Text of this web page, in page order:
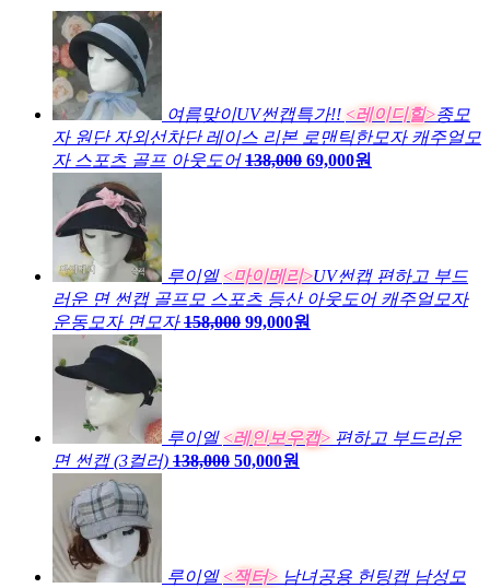
여름맞이UV썬캡특가!! <레이디힐>종모
자 원단 자외선차단 레이스 리본 로맨틱한모자 캐주얼모
자 스포츠 골프 아웃도어138,000 69,000원
루이엘 <마이메리>UV썬캡 편하고 부드
러운 면 썬캡 골프모 스포츠 등산 아웃도어 캐주얼모자
운동모자 면모자158,000 99,000원
루이엘 <레인보우캡> 편하고 부드러운
면 썬캡 (3컬러) 138,000 50,000원
루이엘 <잭터> 남녀공용 헌팅캡 남성모